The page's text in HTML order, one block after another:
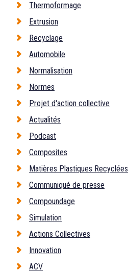
Thermoformage
Extrusion
Recyclage
Automobile
Normalisation
Normes
Projet d'action collective
Actualités
Podcast
Composites
Matières Plastiques Recyclées
Communiqué de presse
Compoundage
Simulation
Actions Collectives
Innovation
ACV